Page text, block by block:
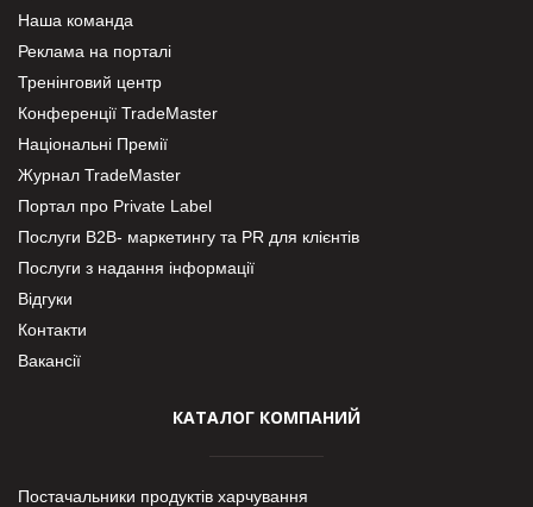
Наша команда
Реклама на порталі
Тренінговий центр
Конференції TradeMaster
Національні Премії
Журнал TradeMaster
Портал про Private Label
Послуги В2В- маркетингу та PR для клієнтів
Послуги з надання інформації
Відгуки
Контакти
Вакансії
КАТАЛОГ КОМПАНИЙ
Постачальники продуктів харчування